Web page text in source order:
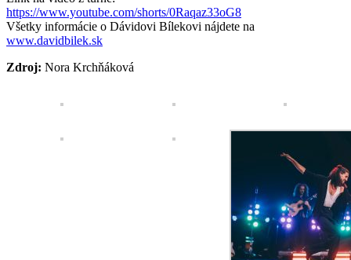
https://www.youtube.com/shorts/0Raqaz33oG8
Všetky informácie o Dávidovi Bílekovi nájdete na
www.davidbilek.sk
Zdroj: Nora Krchňáková